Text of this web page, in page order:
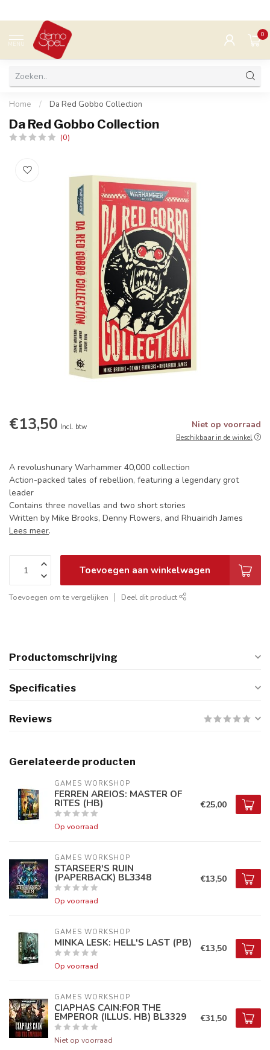
MENU
0
Home / Da Red Gobbo Collection
Da Red Gobbo Collection
(0)
€13,50 Incl. btw Niet op voorraad
Beschikbaar in de winkel
A revolushunary Warhammer 40,000 collection
Action-packed tales of rebellion, featuring a legendary grot
leader
Contains three novellas and two short stories
Written by Mike Brooks, Denny Flowers, and Rhuairidh James
Lees meer.
Toevoegen aan winkelwagen
Toevoegen om te vergelijken Deel dit product
Productomschrijving
Specificaties
Reviews
Gerelateerde producten
GAMES WORKSHOP
FERREN AREIOS: MASTER OF
RITES (HB)
Op voorraad
€25,00
GAMES WORKSHOP
STARSEER'S RUIN
(PAPERBACK) BL3348
Op voorraad
€13,50
GAMES WORKSHOP
MINKA LESK: HELL'S LAST (PB)
Op voorraad
€13,50
GAMES WORKSHOP
CIAPHAS CAIN:FOR THE
EMPEROR (ILLUS. HB) BL3329
Niet op voorraad
€31,50